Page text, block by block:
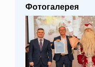
Фотогалерея